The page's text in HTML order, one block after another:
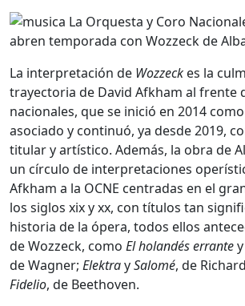
La interpretación de Wozzeck es la
trayectoria de David Afkham al frente
nacionales, que se inició en 2014
asociado y continuó, ya desde 2019,
titular y artístico. Además, la obra de
un círculo de interpretaciones
Afkham a la OCNE centradas en el
los siglos xix y xx, con títulos tan
historia de la ópera, todos ellos
de Wozzeck, como El holandés errantey
de Wagner; ElektraySalomé, de
Fidelio, de Beethoven.